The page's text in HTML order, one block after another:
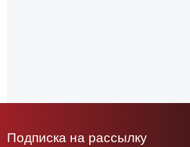
Подписка на рассылку